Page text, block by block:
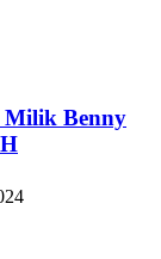
Milik Benny